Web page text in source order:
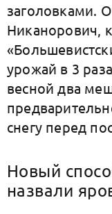
заголовками.
Никанорович,
урожай в 3
весной два
снегу перед
Новый
назвали